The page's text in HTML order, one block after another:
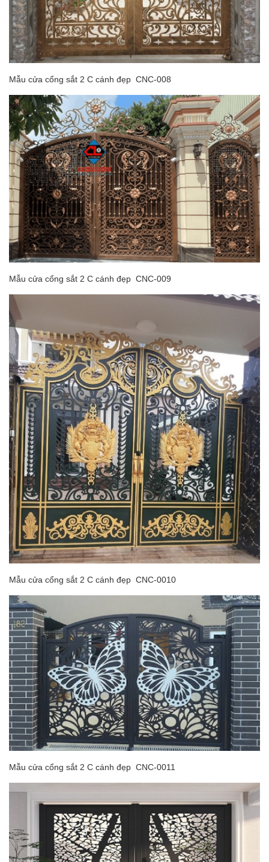
Mẫu cửa cổng sắt 2 C cánh đẹp CNC-008
Mẫu cửa cổng sắt 2 C cánh đẹp CNC-009
Mẫu cửa cổng sắt 2 C cánh đẹp CNC-0010
Mẫu cửa cổng sắt 2 C cánh đẹp CNC-0011